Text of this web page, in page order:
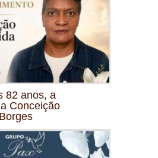
82 anos, a
Conceição